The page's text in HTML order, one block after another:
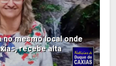
no mesmo local onde
recebe alta